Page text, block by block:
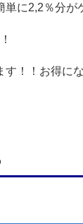
に2,2％分が
！！お得に